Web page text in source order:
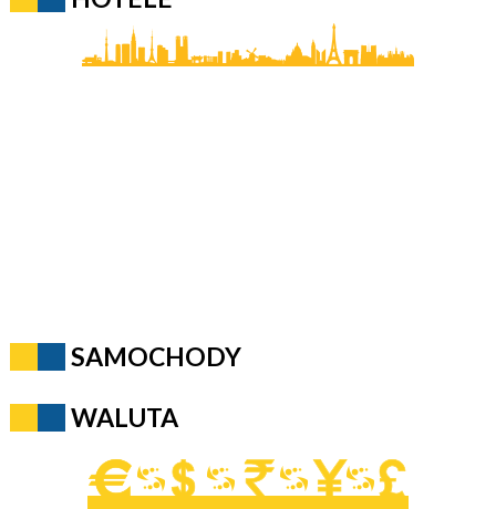
SAMOCHODY
WALUTA